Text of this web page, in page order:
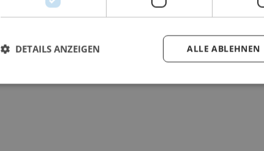
ALLE ABLEHNEN
DETAILS ANZEIGEN